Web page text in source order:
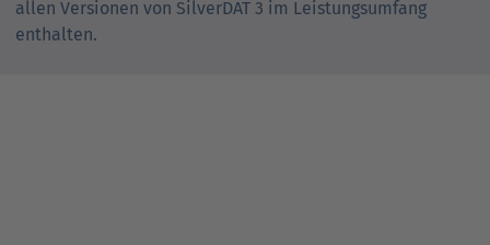
allen Versionen von SilverDAT 3 im Leistungsumfang
enthalten.